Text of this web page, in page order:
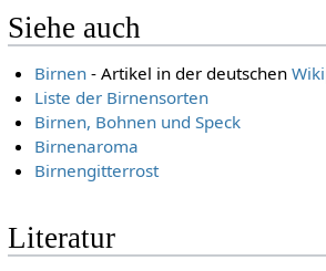
Siehe auch
Birnen - Artikel in der deutschen
Liste der Birnensorten
Birnen, Bohnen und Speck
Birnenaroma
Birnengitterrost
Literatur